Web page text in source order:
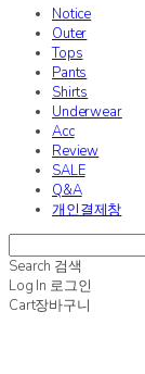
Notice
Outer
Tops
Pants
Shirts
Underwear
Acc
Review
SALE
Q&A
개인결제창
Search 검색
Log In 로그인
Cart장바구니